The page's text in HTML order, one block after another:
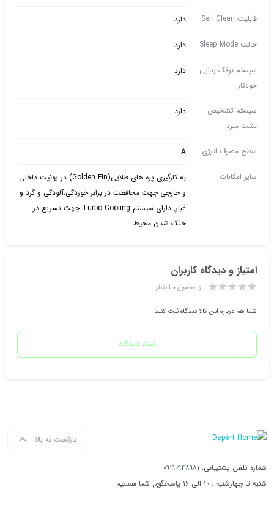
قابلیت Self Clean دارد
حالت Sleep Mode دارد
سیستم برفک زدایی
خودکار
دارد
سیستم تشخیص
نشت مبرد
دارد
سطح مصرف انرژی A
سایر امکانات
به کارگیری پره های طلایی(Golden Fin) در یونیت داخلی
و خارجی جهت محافظت در برابر خوردگی،آلودگی و گرد و
غبار, دارای سیستم Turbo Cooling جهت تسریع در
خنک شدن محیط
امتیاز و دیدگاه کاربران
از مجموع ۰ امتیاز
شما هم درباره این کالا دیدگاه ثبت کنید
ثبت دیدگاه
بازگشت به بالا
شماره تلفن پشتیبانی: ۰۹۱۹۰۹۴۸۹۸۱
شنبه تا چهارشنبه ، ۱۰ الی ۱۶ پاسخگوی شما هستیم